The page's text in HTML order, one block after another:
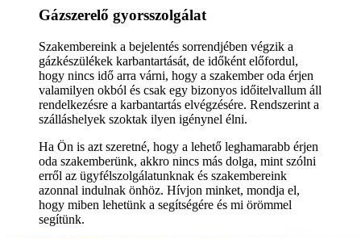
Gázszerelő gyorsszolgálat
Szakembereink a bejelentés sorrendjében végzik a
gázkészülékek karbantartását, de időként előfordul,
hogy nincs idő arra várni, hogy a szakember oda érjen
valamilyen okból és csak egy bizonyos időitelvallum áll
rendelkezésre a karbantartás elvégzésére. Rendszerint a
szálláshelyek szoktak ilyen igénynel élni.
Ha Ön is azt szeretné, hogy a lehető leghamarabb érjen
oda szakemberünk, akkro nincs más dolga, mint szólni
erről az ügyfélszolgálatunknak és szakembereink
azonnal indulnak önhöz. Hívjon minket, mondja el,
hogy miben lehetünk a segítségére és mi örömmel
segítünk.